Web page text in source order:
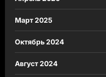
Март 2025
Октябрь 2024
Август 2024